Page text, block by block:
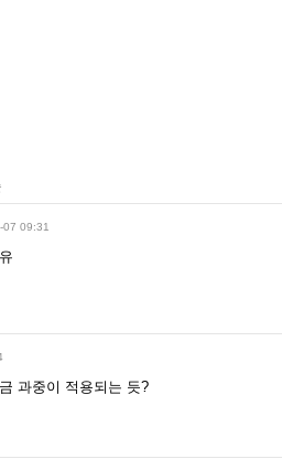
07 09:31
과중이 적용되는 듯?